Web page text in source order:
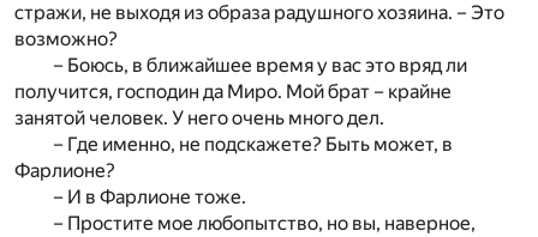
стражи, не выходя из образа радушного хозяина. – Это
возможно?
– Боюсь, в ближайшее время у вас это вряд ли
получится, господин да Миро. Мой брат – крайне
занятой человек. У него очень много дел.
– Где именно, не подскажете? Быть может, в
Фарлионе?
– И в Фарлионе тоже.
– Простите мое любопытство, но вы, наверное,